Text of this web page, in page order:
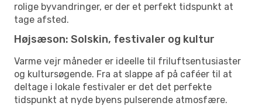
rolige byvandringer, er der et perfekt tidspunkt at
tage afsted.
Højsæson: Solskin, festivaler og kultur
Varme vejr måneder er ideelle til friluftsentusiaster
og kultursøgende. Fra at slappe af på caféer til at
deltage i lokale festivaler er det det perfekte
tidspunkt at nyde byens pulserende atmosfære.